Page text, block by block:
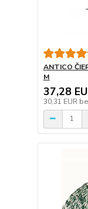
ANTICO
M
37,28
30,31 EUR